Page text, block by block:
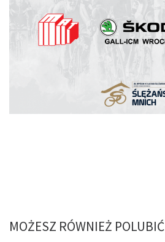
MOŻESZ RÓWNIEŻ POLUBIĆ